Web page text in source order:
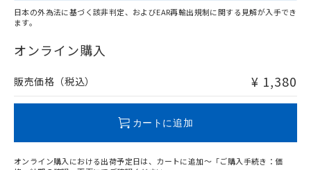
在庫等で未対応品が混在する可能性があります。
問い合わせください。
日本の外為法に基づく該非判定、およびEAR再輸出規制に関する見解が入手でき
ます。
オンライン購入
販売価格（税込） ¥ 1,380
カートに追加
オンライン購入における出荷予定日は、カートに追加～「ご購入手続き：価